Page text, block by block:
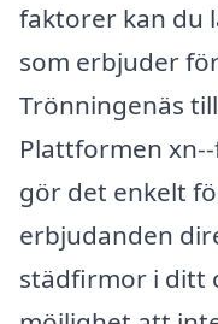
faktorer kan du
som erbjuder
Trönningenäs
Plattformen
gör det enkelt
erbjudanden
städfirmor i ditt